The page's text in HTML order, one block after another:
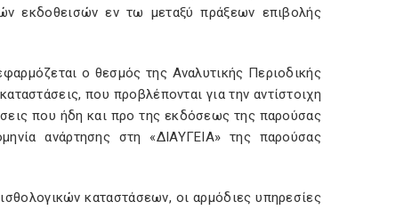
εκδοθεισών εν τω μεταξύ πράξεων επιβολής
ο θεσμός της Αναλυτικής Περιοδικής
που προβλέπονται για την αντίστοιχη
που ήδη και προ της εκδόσεως της παρούσας
ανάρτησης στη «ΔΙΑΥΓΕΙΑ» της παρούσας
καταστάσεων, οι αρμόδιες υπηρεσίες